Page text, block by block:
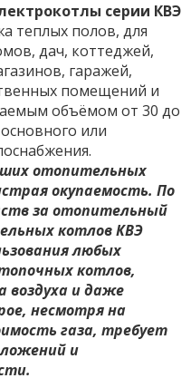
серии КВЭ
теплых полов, для
дач, коттеджей,
гаражей,
помещений и
объёмом от 30 до
или
отопительных
окупаемость. По
за отопительный
котлов КВЭ
любых
котлов,
воздуха и даже
несмотря на
газа, требует
и